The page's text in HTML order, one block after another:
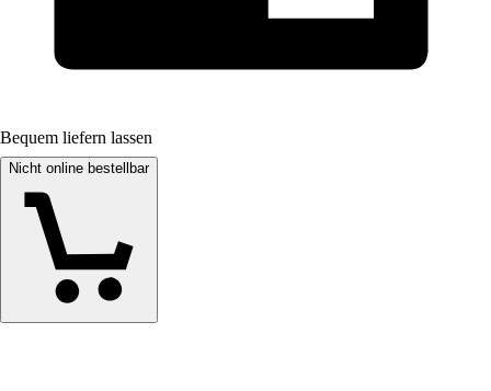
Bequem liefern lassen
Nicht online bestellbar